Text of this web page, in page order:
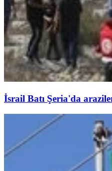
İsrail Batı Şeria'da